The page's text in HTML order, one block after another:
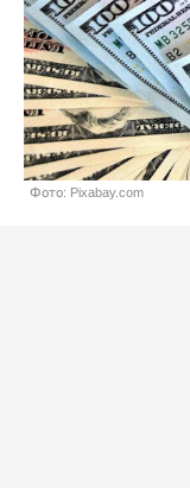
Фото: Pixabay.com